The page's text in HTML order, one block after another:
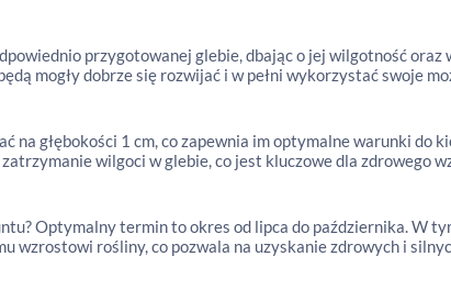
przygotowanej glebie, dbając o jej wilgotność oraz
mogły dobrze się rozwijać i w pełni wykorzystać swoje
na głębokości 1 cm, co zapewnia im optymalne warunki do
wilgoci w glebie, co jest kluczowe dla zdrowego
Optymalny termin to okres od lipca do października. W
wzrostowi rośliny, co pozwala na uzyskanie zdrowych i